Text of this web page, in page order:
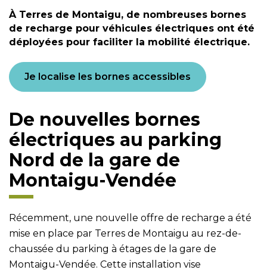
À Terres de Montaigu, de nombreuses bornes
de recharge pour véhicules électriques ont été
déployées pour faciliter la mobilité électrique.
Je localise les bornes accessibles
De nouvelles bornes
électriques au parking
Nord de la gare de
Montaigu-Vendée
Récemment, une nouvelle offre de recharge a été
mise en place par Terres de Montaigu au rez-de-
chaussée du parking à étages de la gare de
Montaigu-Vendée. Cette installation vise